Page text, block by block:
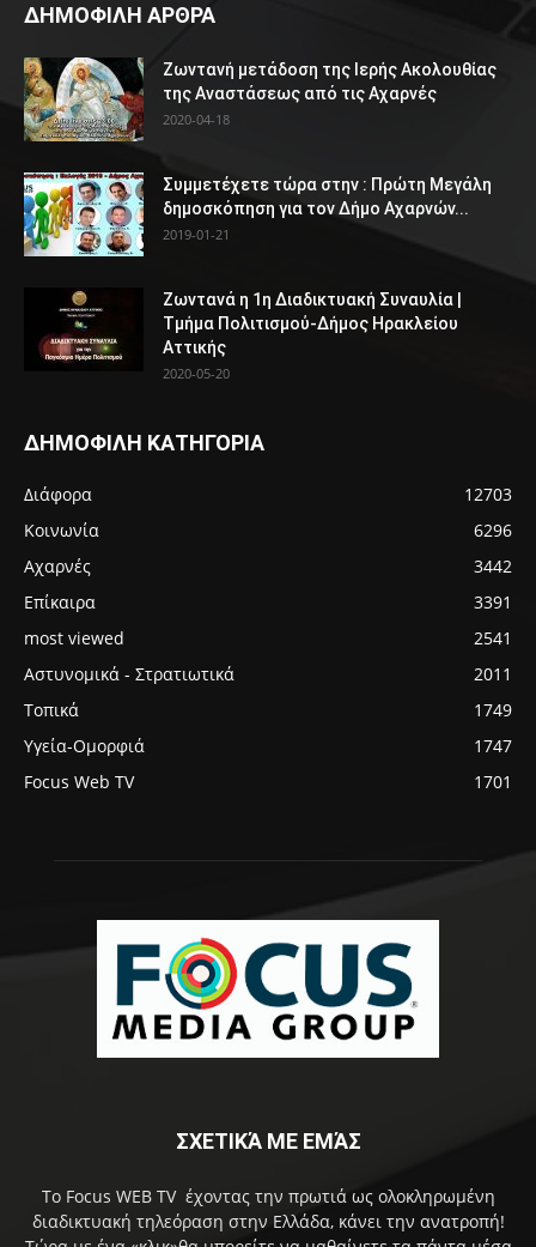
ΔΗΜΟΦΙΛΗ ΑΡΘΡΑ
Ζωντανή μετάδοση της Ιερής Ακολουθίας
της Αναστάσεως από τις Αχαρνές
2020-04-18
Συμμετέχετε τώρα στην : Πρώτη Μεγάλη
δημοσκόπηση για τον Δήμο Αχαρνών...
2019-01-21
Ζωντανά η 1η Διαδικτυακή Συναυλία |
Τμήμα Πολιτισμού-Δήμος Ηρακλείου
Αττικής
2020-05-20
ΔΗΜΟΦΙΛΗ ΚΑΤΗΓΟΡΙΑ
Διάφορα
12703
Κοινωνία
6296
Αχαρνές
3442
Επίκαιρα
3391
most viewed
2541
Αστυνομικά - Στρατιωτικά
2011
Τοπικά
1749
Υγεία-Ομορφιά
1747
Focus Web TV
1701
ΣΧΕΤΙΚΆ ΜΕ ΕΜΆΣ
Το Focus WEB TV έχοντας την πρωτιά ως ολοκληρωμένη
διαδικτυακή τηλεόραση στην Ελλάδα, κάνει την ανατροπή!